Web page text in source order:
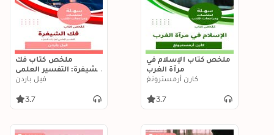
ملخص كتاب فك
الشيفرة: التفسير العلمي
لقرارات الشراء
فيل باردن
3.7
ملخص كتاب الإسلام في
مرآة الغرب
كارن أرمسترونغ
3.7